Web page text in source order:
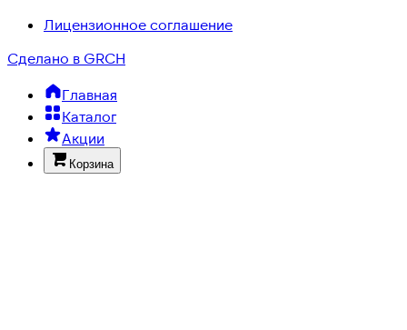
Лицензионное соглашение
Сделано в GRCH
Главная
Каталог
Акции
Корзина